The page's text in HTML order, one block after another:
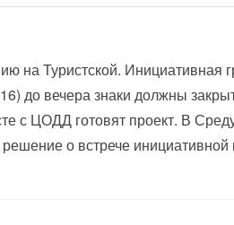
на Туристской. Инициативная
до вечера знаки должны
с ЦОДД готовят проект. В
о встрече инициативной